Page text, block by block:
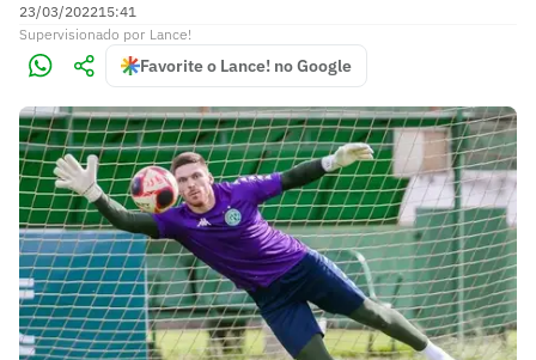
23/03/202215:41
Supervisionado por Lance!
Favorite o Lance! no Google